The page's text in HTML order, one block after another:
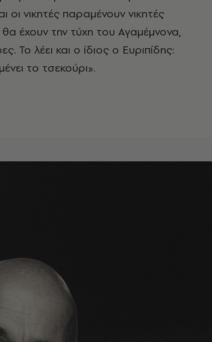
οι νικητές παραμένουν νικητές
έχουν την τύχη του Αγαμέμνονα,
Το λέει και ο ίδιος ο Ευριπίδης:
το τσεκούρι».